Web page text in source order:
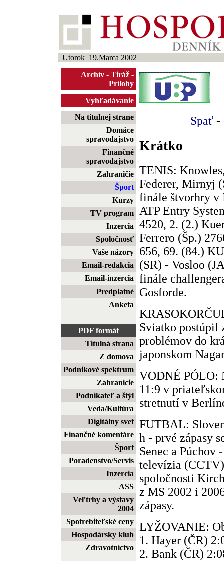
Utorok 19.Marca 2002
Archív - Tiráž -
Prílohy
Vyhľadávanie
Na titulnej strane
Domáce
spravodajstvo
Finančné
spravodajstvo
Zahraničie
Šport
Kurzy
TV program
Inzercia
Spoločnosť
Vaše názory
Email-redakcia
Email-inzercia
Predplatné
Anketa
PDF formát
Titulná strana
Z domova
Podnikové spektrum
Zahranicie
Podnikateľ a štýl
Veda/Kultúra
Digitálny svet
Finančné komentáre
Šport
Poradenstvo/Servis
Inzercia
ASS
Veľtrhy a výstavy
2004
Spotrebiteľské ceny
Hospodársky klub
Zdravotníctvo
Spať -
Krátko
TENIS:
Federer, Mirnyj
finále štvorhry v
ATP Entry
4520, 2. (2.)
Ferrero (Šp.)
656, 69. (84.)
(SR) - Vosloo
finále
Gosforde.
Sviatko postúpil
problémov do
japonskom
VODNÉ PÓLO:
11:9 v
stretnutí v
FUTBAL:
h - prvé zápasy
Senec a Púchov
televízia
spoločnosti
z MS 2002 i
zápasy.
LYŽOVANIE:
1. Hayer (ČR)
2. Bank (ČR)